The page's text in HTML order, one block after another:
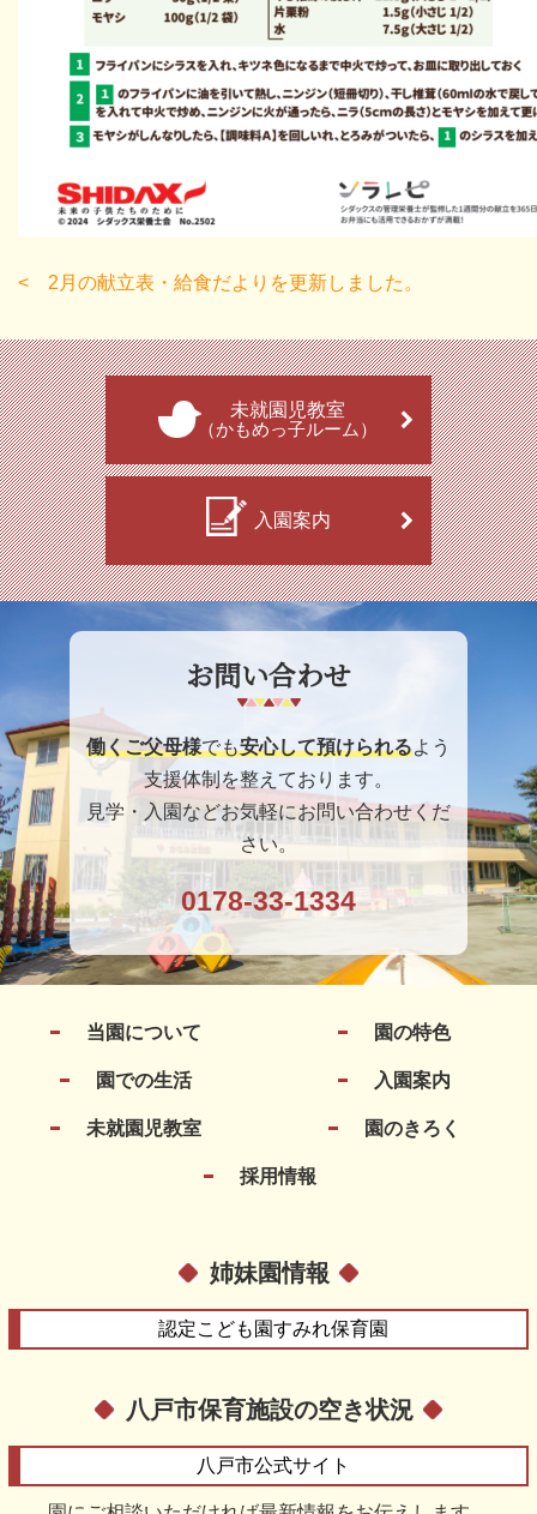
2月の献立表・給食だよりを更新しました。
未就園児教室
（かもめっ子ルーム）
入園案内
お問い合わせ
働くご父母様でも安心して預けられるよう
支援体制を整えております。
見学・入園などお気軽にお問い合わせくだ
さい。
0178-33-1334
当園について 園の特色
園での生活 入園案内
未就園児教室 園のきろく
採用情報
姉妹園情報
認定こども園すみれ保育園
八戸市保育施設の空き状況
八戸市公式サイト